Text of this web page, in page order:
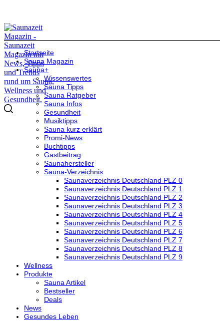
Startseite
Sauna Magazin
Sauna+
Wissenswertes
Sauna Tipps
Sauna Ratgeber
Sauna Infos
Gesundheit
Musiktipps
Sauna kurz erklärt
Promi-News
Buchtipps
Gastbeitrag
Saunahersteller
Sauna-Verzeichnis
Saunaverzeichnis Deutschland PLZ 0
Saunaverzeichnis Deutschland PLZ 1
Saunaverzeichnis Deutschland PLZ 2
Saunaverzeichnis Deutschland PLZ 3
Saunaverzeichnis Deutschland PLZ 4
Saunaverzeichnis Deutschland PLZ 5
Saunaverzeichnis Deutschland PLZ 6
Saunaverzeichnis Deutschland PLZ 7
Saunaverzeichnis Deutschland PLZ 8
Saunaverzeichnis Deutschland PLZ 9
Wellness
Produkte
Sauna Artikel
Bestseller
Deals
News
Gesundes Leben